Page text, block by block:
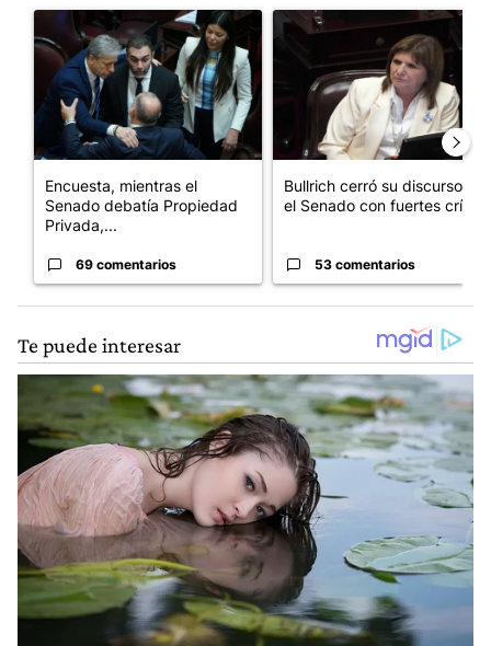
Un artículo de tendencia con el título "Encuesta, mientras el
Encuesta, mientras el
Senado debatía Propiedad
Privada,...
69 comentarios
Un artículo de tendencia
Bullrich cerró su discurso en
el Senado con fuertes crí...
53 comentarios